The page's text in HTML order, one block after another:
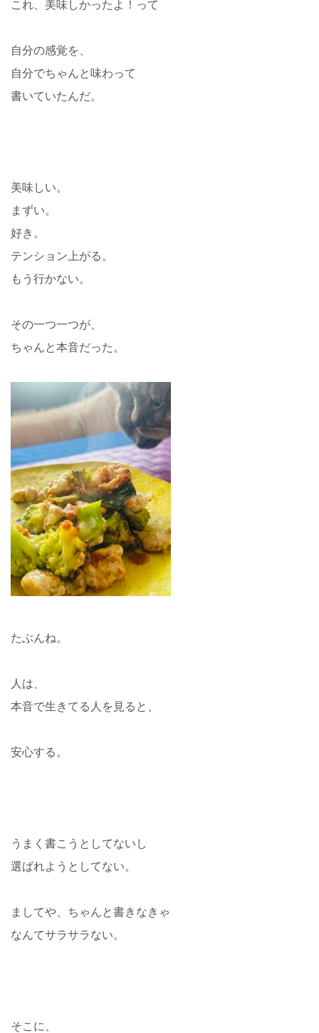
これ、美味しかったよ！って
自分の感覚を、
自分でちゃんと味わって
書いていたんだ。
美味しい。
まずい。
好き。
テンション上がる。
もう行かない。
その一つ一つが、
ちゃんと本音だった。
たぶんね。
人は、
本音で生きてる人を見ると、
安心する。
うまく書こうとしてないし
選ばれようとしてない。
ましてや、ちゃんと書きなきゃ
なんてサラサラない。
そこに、